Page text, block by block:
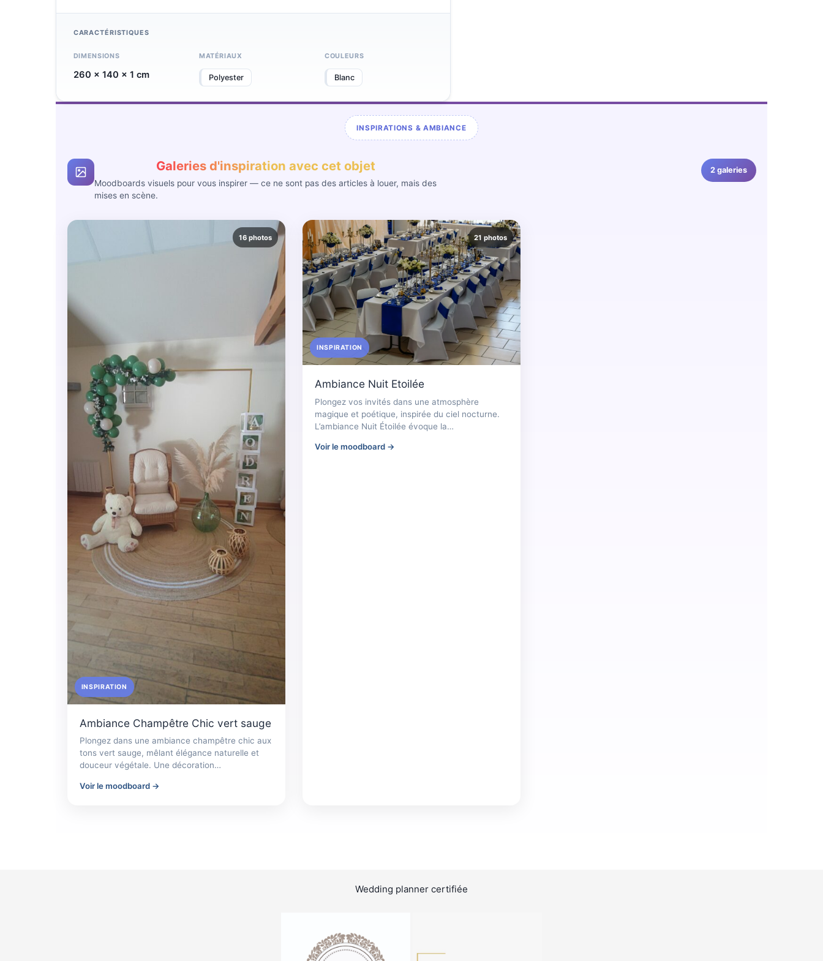
CARACTÉRISTIQUES
DIMENSIONS
260 × 140 × 1 cm
MATÉRIAUX
Polyester
COULEURS
Blanc
INSPIRATIONS & AMBIANCE
Galeries d'inspiration avec cet objet
Moodboards visuels pour vous inspirer — ce ne sont pas des articles à louer, mais des
mises en scène.
2 galeries
16 photos
INSPIRATION
Ambiance Champêtre Chic vert sauge
Plongez dans une ambiance champêtre chic aux
tons vert sauge, mêlant élégance naturelle et
douceur végétale. Une décoration…
Voir le moodboard →
21 photos
INSPIRATION
Ambiance Nuit Etoilée
Plongez vos invités dans une atmosphère
magique et poétique, inspirée du ciel nocturne.
L’ambiance Nuit Étoilée évoque la…
Voir le moodboard →
Wedding planner certifiée